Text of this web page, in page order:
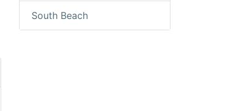
South Beach